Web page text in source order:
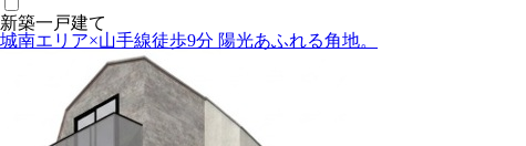
新築一戸建て
城南エリア×山手線徒歩9分 陽光あふれる角地。